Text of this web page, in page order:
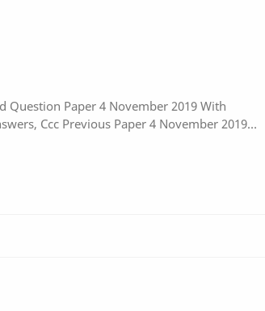
Question Paper 4 November 2019 With
Ccc Previous Paper 4 November 2019